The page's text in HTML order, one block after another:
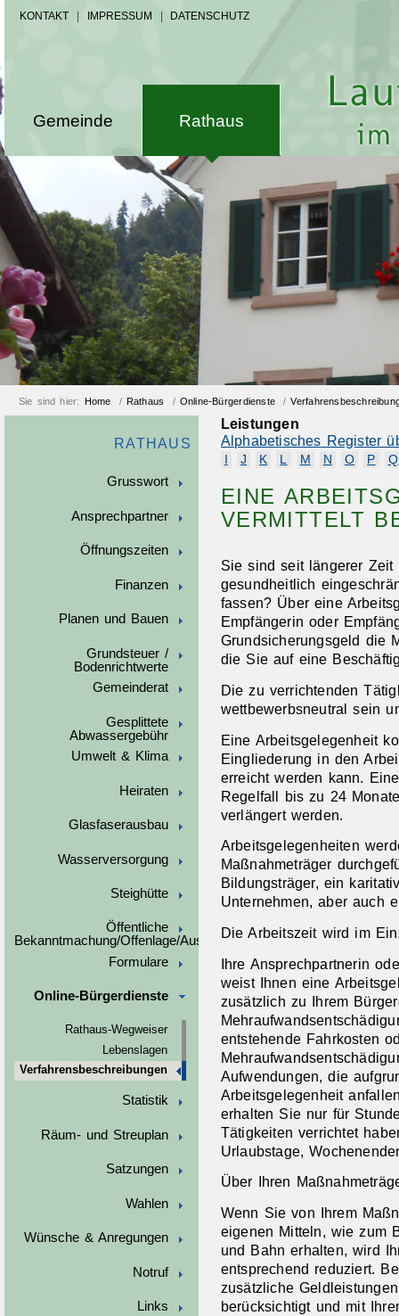
KONTAKT IMPRESSUM DATENSCHUTZ
Gemeinde Rathaus
Sie sind hier: Home / Rathaus / Online-Bürgerdienste /
RATHAUS
Grusswort
Ansprechpartner
Öffnungszeiten
Finanzen
Planen und Bauen
Grundsteuer /
Bodenrichtwerte
Gemeinderat
Gesplittete
Abwassergebühr
Umwelt & Klima
Heiraten
Glasfaserausbau
Wasserversorgung
Steighütte
Öffentliche
Bekanntmachung/Offenlage/Ausschreibungen
Formulare
Online-Bürgerdienste
Rathaus-Wegweiser
Lebenslagen
Verfahrensbeschreibungen
Statistik
Räum- und Streuplan
Satzungen
Wahlen
Wünsche & Anregungen
Notruf
Links
Leistungen
Alphabetisches Register
J K L M N O P Q
EINE
VERMITTELT
Sie sind seit längerer Zeit
gesundheitlich
fassen? Über eine
Empfängerin oder
Grundsicherungsgeld die
die Sie auf eine
Die zu verrichtenden
wettbewerbsneutral sein
Eine Arbeitsgelegenheit
Eingliederung in den
erreicht werden kann.
Regelfall bis zu 24
verlängert werden.
Arbeitsgelegenheiten
Maßnahmeträger
Bildungsträger, ein
Unternehmen, aber auch
Die Arbeitszeit wird im
Ihre Ansprechpartnerin
weist Ihnen eine
zusätzlich zu Ihrem
entstehende Fahrkosten
Aufwendungen, die
Arbeitsgelegenheit
erhalten Sie nur für
Tätigkeiten verrichtet
Urlaubstage,
Über Ihren
Wenn Sie von Ihrem
eigenen Mitteln, wie zum
und Bahn erhalten, wird
entsprechend reduziert.
zusätzliche
berücksichtigt und mit